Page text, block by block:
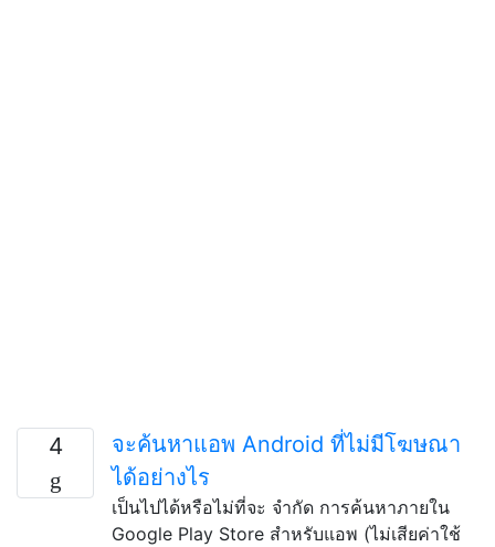
4
จะค้นหาแอพ Android ที่ไม่มีโฆษณา
ได้อย่างไร
เป็นไปได้หรือไม่ที่จะ จำกัด การค้นหาภายใน
Google Play Store สำหรับแอพ (ไม่เสียค่าใช้